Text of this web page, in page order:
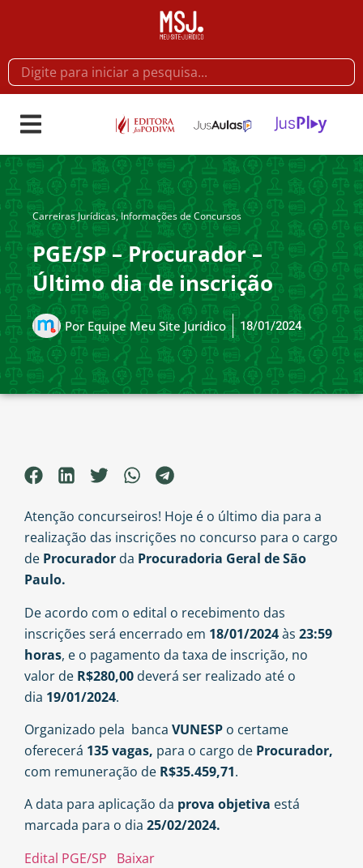
Carreiras Jurídicas,Informações de Concursos
PGE/SP – Procurador –
Último dia de inscrição
Por Equipe Meu Site Jurídico 18/01/2024
Atenção concurseiros! Hoje é o último dia para a
realização das inscrições no concurso para o cargo
de Procurador da Procuradoria Geral de São
Paulo.
De acordo com o edital o recebimento das
inscrições será encerrado em 18/01/2024às 23:59
horas, e o pagamento da taxa de inscrição, no
valor de R$280,00 deverá ser realizado até o
dia 19/01/2024.
Organizado pela banca VUNESP o certame
oferecerá 135 vagas, para o cargo de Procurador,
com remuneração de R$35.459,71.
A data para aplicação da prova objetiva está
marcada para o dia 25/02/2024.
Edital PGE/SP
Baixar